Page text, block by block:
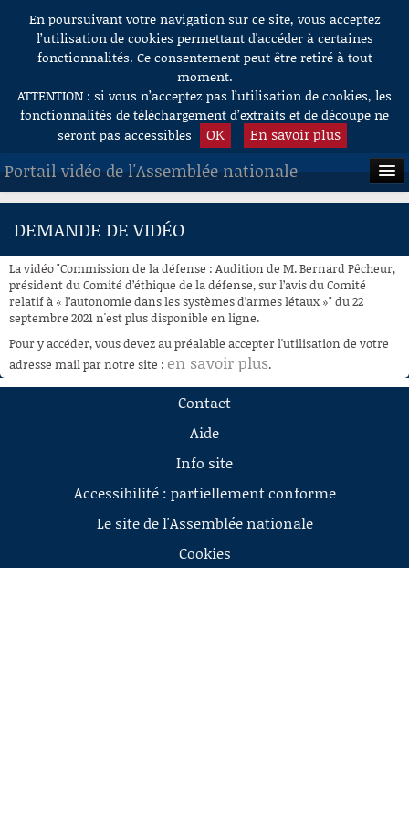
Aller au contenu
En poursuivant votre navigation sur ce site, vous acceptez
l’utilisation de cookies permettant d'accéder à certaines
fonctionnalités. Ce consentement peut être retiré à tout
moment.
ATTENTION : si vous n’acceptez pas l’utilisation de cookies, les
fonctionnalités de téléchargement d’extraits et de découpe ne
seront pas accessibles
OK En savoir plus
Portail vidéo de l'Assemblée nationale
ACCUEIL
À LA DEMANDE
RECHERCHE
AIDE À LA DÉCOUPE
DE VIDÉOS
DEMANDE DE VIDÉO
La vidéo "Commission de la défense : Audition de M. Bernard Pêcheur,
président du Comité d’éthique de la défense, sur l’avis du Comité
relatif à « l’autonomie dans les systèmes d’armes létaux »" du 22
septembre 2021 n'est plus disponible en ligne.
Pour y accéder, vous devez au préalable accepter l'utilisation de votre
adresse mail par notre site : en savoir plus.
Contact
Aide
Info site
Accessibilité : partiellement conforme
Le site de l'Assemblée nationale
Cookies